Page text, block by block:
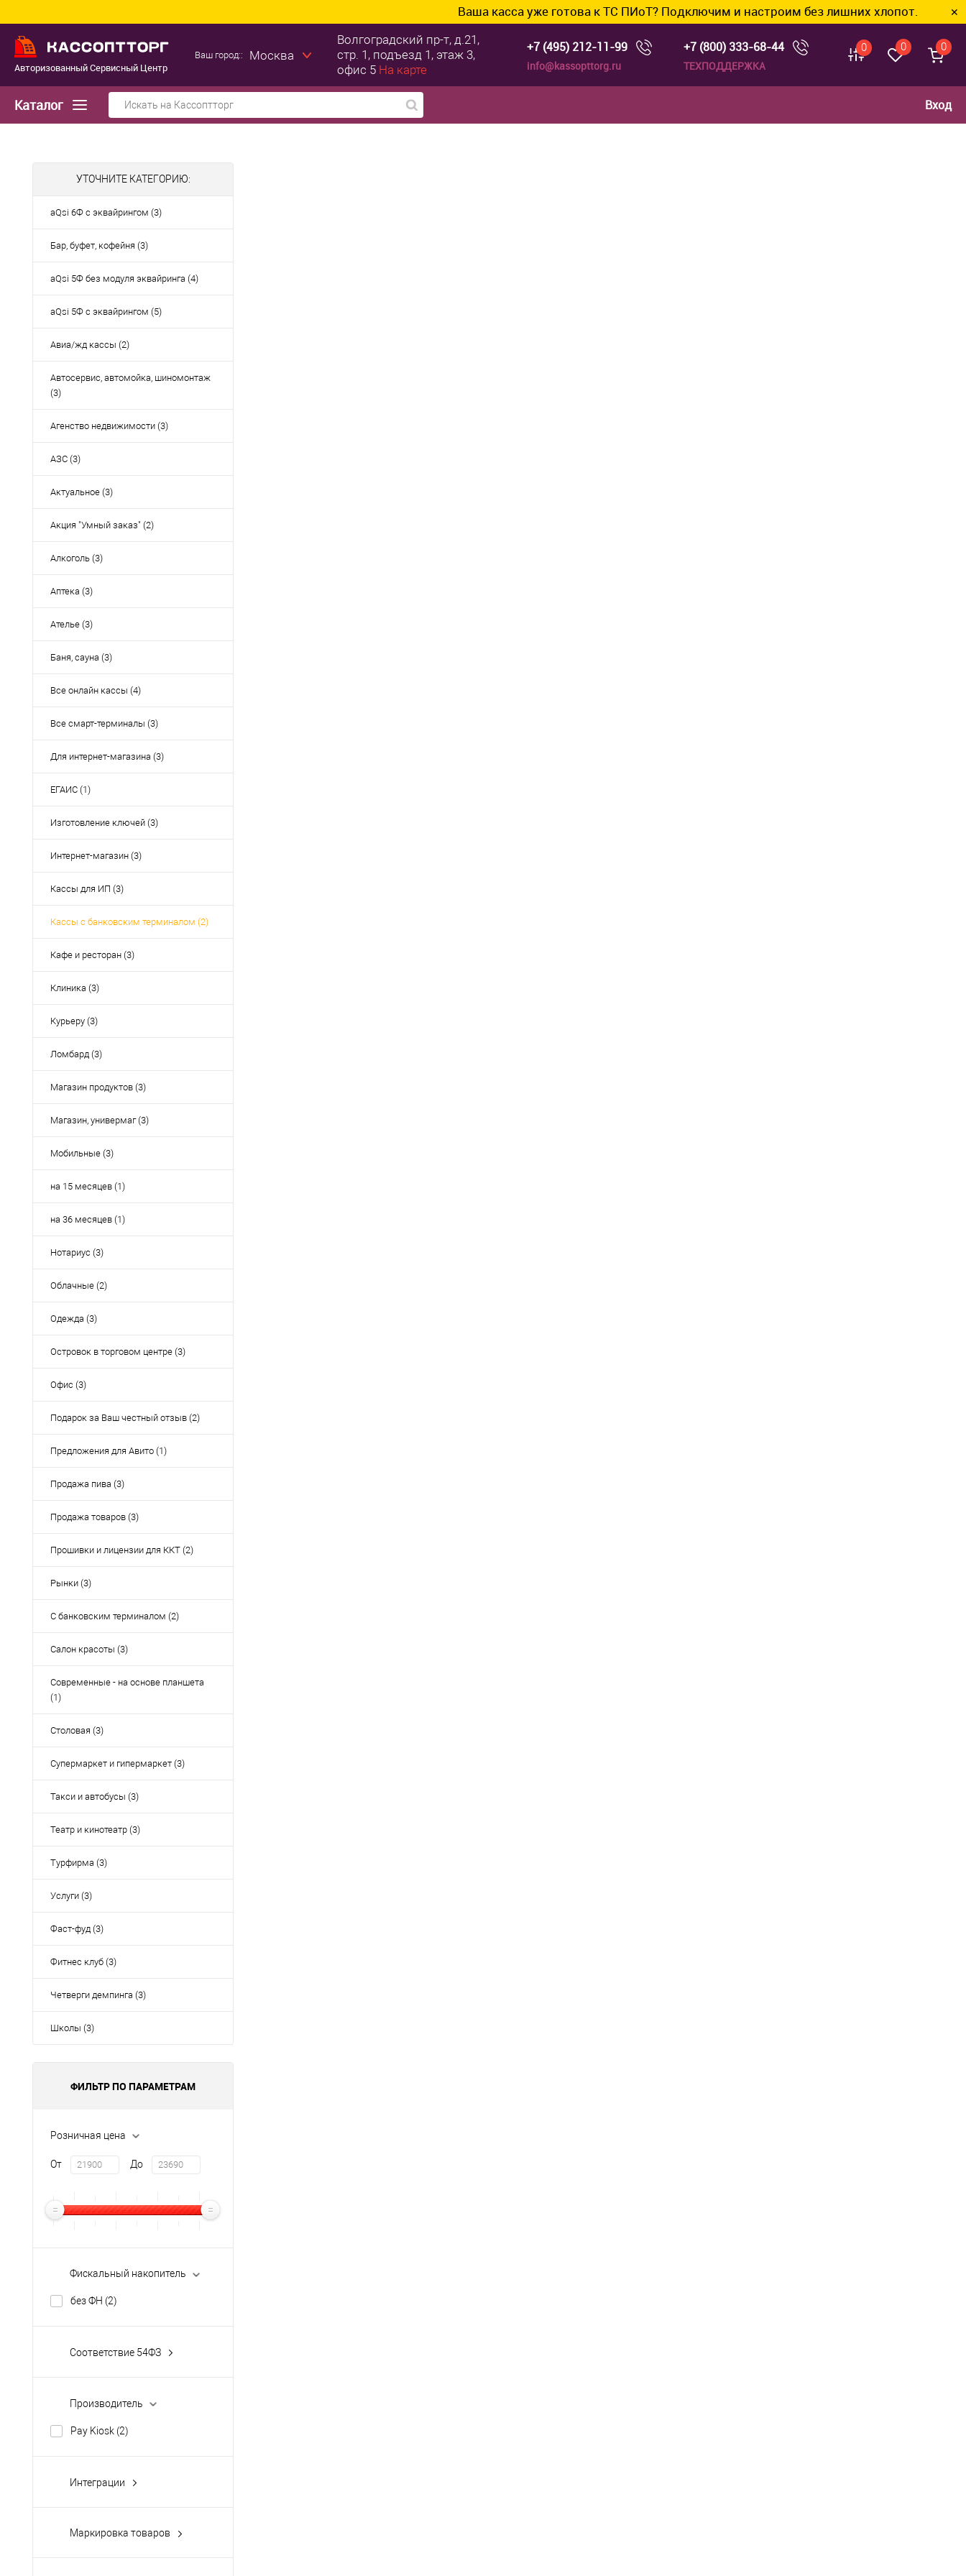
Ваша касса уже готова к ТС ПИоТ? Подключим и настроим без лишних хлопот. ✕
Авторизованный Сервисный Центр
Ваш город:: Москва
Волгоградский пр-т, д.21,
стр. 1, подъезд 1, этаж 3,
офис 5 На карте
+7 (495) 212-11-99
info@kassopttorg.ru
+7 (800) 333-68-44
ТЕХПОДДЕРЖКА
0 0 0
Каталог Вход
УТОЧНИТЕ КАТЕГОРИЮ:
aQsi 6Ф с эквайрингом (3)
Бар, буфет, кофейня (3)
aQsi 5Ф без модуля эквайринга (4)
aQsi 5Ф с эквайрингом (5)
Авиа/жд кассы (2)
Автосервис, автомойка, шиномонтаж
(3)
Агенство недвижимости (3)
АЗС (3)
Актуальное (3)
Акция "Умный заказ" (2)
Алкоголь (3)
Аптека (3)
Ателье (3)
Баня, сауна (3)
Все онлайн кассы (4)
Все смарт-терминалы (3)
Для интернет-магазина (3)
ЕГАИС (1)
Изготовление ключей (3)
Интернет-магазин (3)
Кассы для ИП (3)
Кассы с банковским терминалом (2)
Кафе и ресторан (3)
Клиника (3)
Курьеру (3)
Ломбард (3)
Магазин продуктов (3)
Магазин, универмаг (3)
Мобильные (3)
на 15 месяцев (1)
на 36 месяцев (1)
Нотариус (3)
Облачные (2)
Одежда (3)
Островок в торговом центре (3)
Офис (3)
Подарок за Ваш честный отзыв (2)
Предложения для Авито (1)
Продажа пива (3)
Продажа товаров (3)
Прошивки и лицензии для ККТ (2)
Рынки (3)
С банковским терминалом (2)
Салон красоты (3)
Современные - на основе планшета
(1)
Столовая (3)
Супермаркет и гипермаркет (3)
Такси и автобусы (3)
Театр и кинотеатр (3)
Турфирма (3)
Услуги (3)
Фаст-фуд (3)
Фитнес клуб (3)
Четверги демпинга (3)
Школы (3)
ФИЛЬТР ПО ПАРАМЕТРАМ
Розничная цена
От До
Фискальный накопитель
без ФН (2)
Соответствие 54ФЗ
Производитель
Pay Kiosk (2)
Интеграции
Маркировка товаров